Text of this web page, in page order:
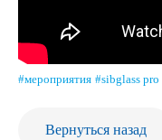
#мероприятия #sibglass pro
Вернуться назад